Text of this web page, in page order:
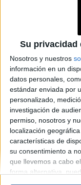
Su privacidad
Nosotros y nuestros
información en un
datos personales,
estándar enviada por
personalizado,
investigación de
permiso, nosotros y
localización
características de
su consentimiento a
que llevemos a cabo
forma alternativa,
Look
Luz Mía
© Perfil.com 2006-
Registro de